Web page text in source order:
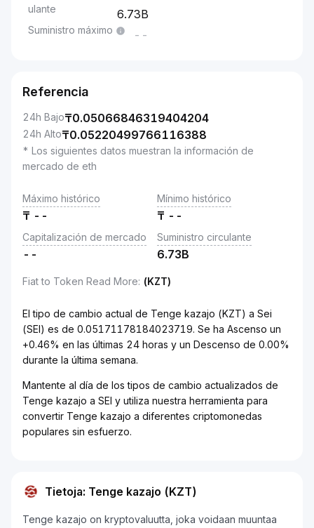
ulante
6.73B
Suministro máximo --
Referencia
24h Bajo₸0.05066846319404204
24h Alto₸0.05220499766116388
* Los siguientes datos muestran la información de
mercado de eth
Máximo histórico
₸ --
Mínimo histórico
₸ --
Capitalización de mercado
--
Suministro circulante
6.73B
Fiat to Token Read More: (KZT)
El tipo de cambio actual de Tenge kazajo (KZT) a Sei
(SEI) es de 0.05171178184023719. Se ha Ascenso un
+0.46% en las últimas 24 horas y un Descenso de 0.00%
durante la última semana.
Mantente al día de los tipos de cambio actualizados de
Tenge kazajo a SEI y utiliza nuestra herramienta para
convertir Tenge kazajo a diferentes criptomonedas
populares sin esfuerzo.
Tietoja: Tenge kazajo (KZT)
Tenge kazajo on kryptovaluutta, joka voidaan muuntaa